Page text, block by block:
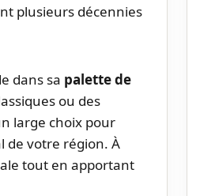
plusieurs décennies
dans sa palette de
ou des
large choix pour
de votre région. À
tout en apportant